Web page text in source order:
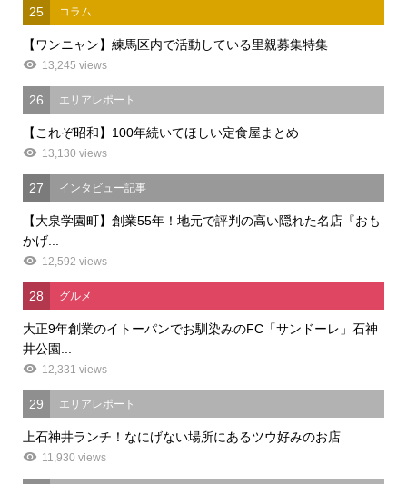
25 コラム
【ワンニャン】練馬区内で活動している里親募集特集
13,245 views
26 エリアレポート
【これぞ昭和】100年続いてほしい定食屋まとめ
13,130 views
27 インタビュー記事
【大泉学園町】創業55年！地元で評判の高い隠れた名店『おも
かげ...
12,592 views
28 グルメ
大正9年創業のイトーパンでお馴染みのFC「サンドーレ」石神
井公園...
12,331 views
29 エリアレポート
上石神井ランチ！なにげない場所にあるツウ好みのお店
11,930 views